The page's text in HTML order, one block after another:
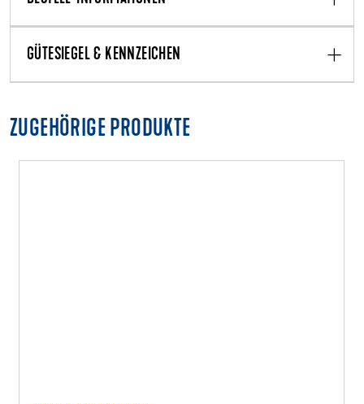
GÜTESIEGEL & KENNZEICHEN
ZUGEHÖRIGE PRODUKTE